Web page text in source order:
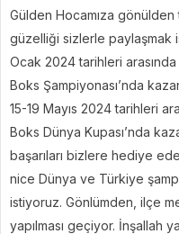
Gülden Hocamıza
güzelliği sizlerle paylaşmak
Ocak 2024 tarihleri
Boks Şampiyonası’nda
15-19 Mayıs 2024 tarihleri
Boks Dünya Kupası’nda
başarıları bizlere hediye
nice Dünya ve Türkiye
istiyoruz. Gönlümden, ilçe
yapılması geçiyor. İnşallah